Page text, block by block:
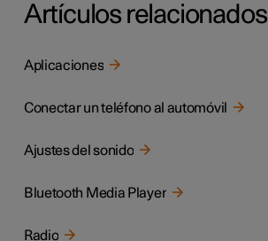
Artículos relacionados
Aplicaciones
Conectar un teléfono al automóvil
Ajustes del sonido
Bluetooth Media Player
Radio